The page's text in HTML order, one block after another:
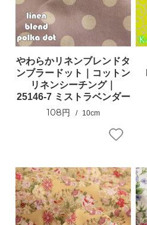
やわらかリネンブレンドタ
ンブラードット｜コットン
リネンシーチング｜
25146-7 ミストラベンダー
108円 10cm